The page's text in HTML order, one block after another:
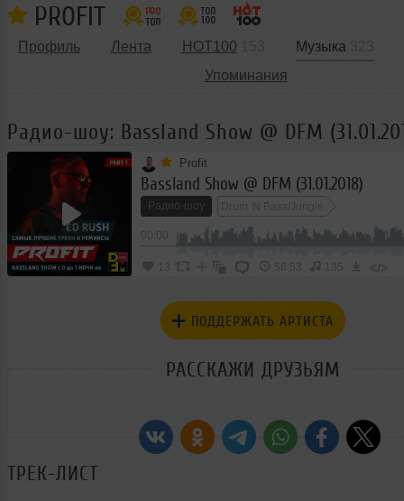
PROFIT
Профиль Лента HOT100 Музыка
Упоминания
Радио-шоу: Bassland Show @ DFM
Profit
Bassland Show @ DFM (31.01.2018)
Радио-шоу Drum 'N Bass/Jungle
13 58:53 135 </>
ПОДДЕРЖАТЬ АРТИСТА
РАССКАЖИ ДРУЗЬЯМ
ТРЕК-ЛИСТ